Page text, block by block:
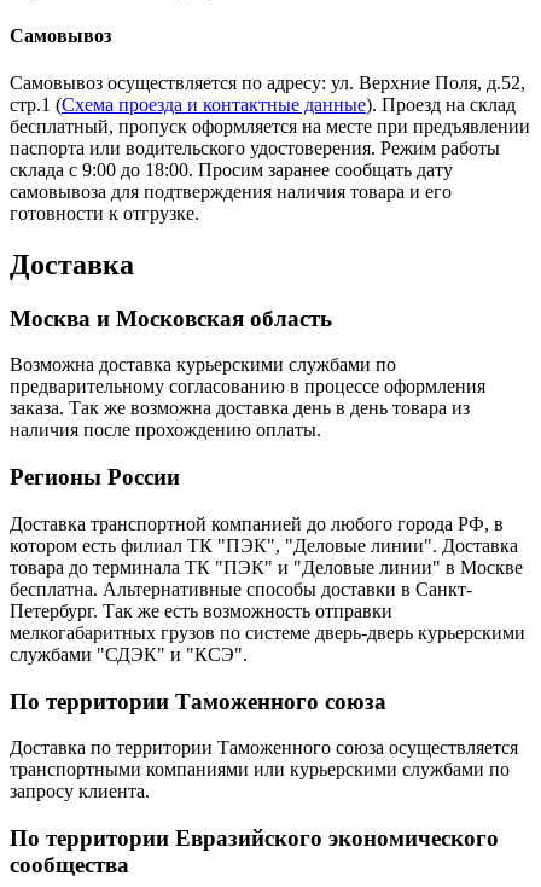
Самовывоз
Самовывоз осуществляется по адресу: ул. Верхние Поля, д.52,
стр.1 (Схема проезда и контактные данные). Проезд на склад
бесплатный, пропуск оформляется на месте при предъявлении
паспорта или водительского удостоверения. Режим работы
склада с 9:00 до 18:00. Просим заранее сообщать дату
самовывоза для подтверждения наличия товара и его
готовности к отгрузке.
Доставка
Москва и Московская область
Возможна доставка курьерскими службами по
предварительному согласованию в процессе оформления
заказа. Так же возможна доставка день в день товара из
наличия после прохождению оплаты.
Регионы России
Доставка транспортной компанией до любого города РФ, в
котором есть филиал ТК "ПЭК", "Деловые линии". Доставка
товара до терминала ТК "ПЭК" и "Деловые линии" в Москве
бесплатна. Альтернативные способы доставки в Санкт-
Петербург. Так же есть возможность отправки
мелкогабаритных грузов по системе дверь-дверь курьерскими
службами "СДЭК" и "КСЭ".
По территории Таможенного союза
Доставка по территории Таможенного союза осуществляется
транспортными компаниями или курьерскими службами по
запросу клиента.
По территории Евразийского экономического
сообщества